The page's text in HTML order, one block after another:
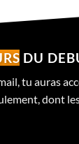
DU
tu auras
dont